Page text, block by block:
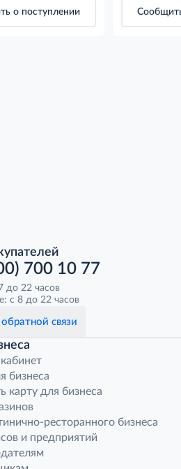
о поступлении
700 10 77
до 22 часов
с 8 до 22 часов
связи
бизнеса
карту для бизнеса
ресторанного бизнеса
и предприятий